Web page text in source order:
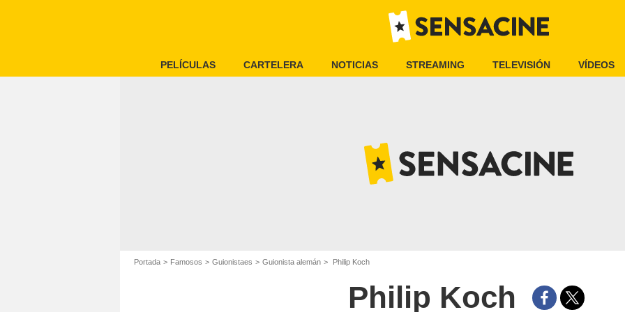
PELÍCULAS CARTELERA NOTICIAS STREAMING TELEVISIÓN VÍDEOS
Portada Famosos Guionistaes Guionista alemán Philip Koch
Philip Koch